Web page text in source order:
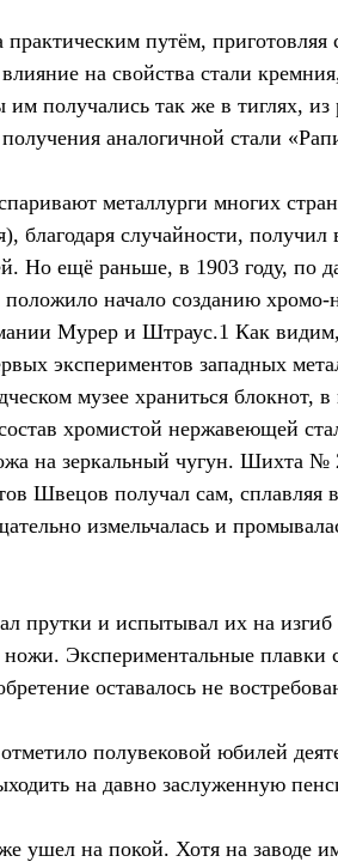
путём,
на свойства стали
получались так же в тиглях,
аналогичной стали
металлурги многих
случайности, получил
Но ещё раньше, в 1903 году,
начало созданию
Мурер и Штраус.1 Как
экспериментов западных
музее храниться
хромистой нержавеющей
на зеркальный чугун. Шихта №
Швецов получал сам, сплавляя
измельчалась и
и испытывал их на изгиб
Экспериментальные плавки
оставалось не
полувековой юбилей
на давно заслуженную
ушел на покой. Хотя на заводе